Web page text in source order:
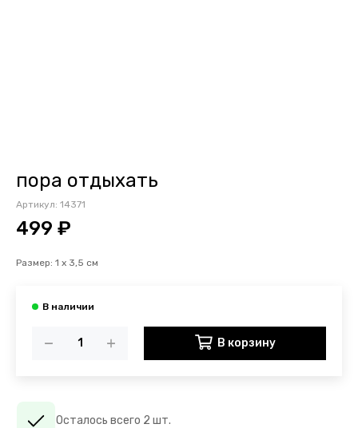
пора отдыхать
Артикул: 14371
499 ₽
Размер: 1 х 3,5 см
В корзину
Осталось всего 2 шт.